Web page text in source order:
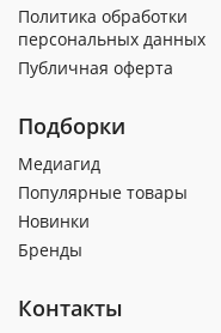
Политика обработки
персональных данных
Публичная оферта
Подборки
Медиагид
Популярные товары
Новинки
Бренды
Контакты